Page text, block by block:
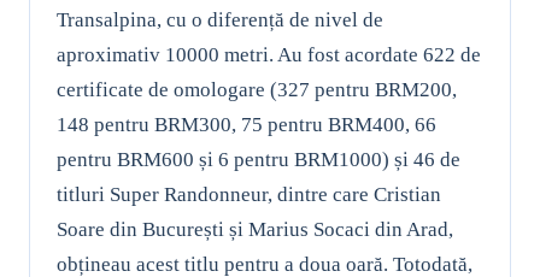
Transalpina, cu o diferență de nivel de
aproximativ 10000 metri. Au fost acordate 622 de
certificate de omologare (327 pentru BRM200,
148 pentru BRM300, 75 pentru BRM400, 66
pentru BRM600 și 6 pentru BRM1000) și 46 de
titluri Super Randonneur, dintre care Cristian
Soare din București și Marius Socaci din Arad,
obțineau acest titlu pentru a doua oară. Totodată,